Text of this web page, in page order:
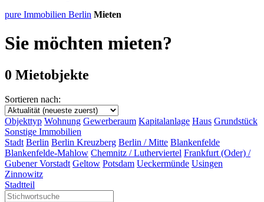
pure Immobilien Berlin Mieten
Sie möchten mieten?
0 Mietobjekte
Sortieren nach:
Objekttyp Wohnung Gewerberaum Kapitalanlage Haus Grundstück
Sonstige Immobilien
Stadt Berlin Berlin Kreuzberg Berlin / Mitte Blankenfelde
Blankenfelde-Mahlow Chemnitz / Lutherviertel Frankfurt (Oder) /
Gubener Vorstadt Geltow Potsdam Ueckermünde Usingen
Zinnowitz
Stadtteil